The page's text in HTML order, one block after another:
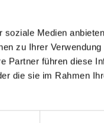
Medien
zu Ihrer Verwendung
Partner führen diese
die sie im Rahmen
Einzel
Das
dem